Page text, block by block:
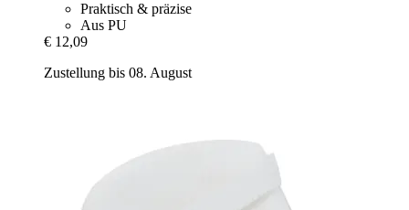
Praktisch & präzise
Aus PU
€ 12,09
Zustellung bis 08. August